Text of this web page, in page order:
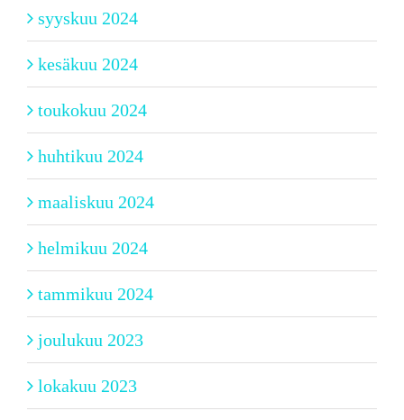
syyskuu 2024
kesäkuu 2024
toukokuu 2024
huhtikuu 2024
maaliskuu 2024
helmikuu 2024
tammikuu 2024
joulukuu 2023
lokakuu 2023